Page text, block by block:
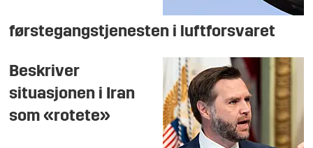
førstegangstjenesten i luftforsvaret
Beskriver
situasjonen i Iran
som «rotete»